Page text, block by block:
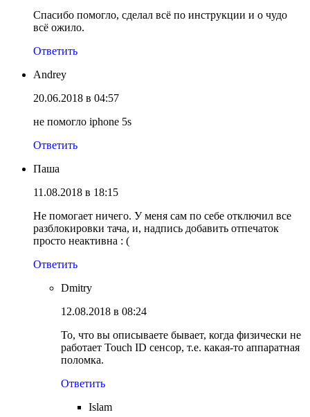
Спасибо помогло, сделал всё по инструкции и о чудо
всё ожило.
Ответить
Andrey
20.06.2018 в 04:57
не помогло iphone 5s
Ответить
Паша
11.08.2018 в 18:15
Не помогает ничего. У меня сам по себе отключил все
разблокировки тача, и, надпись добавить отпечаток
просто неактивна : (
Ответить
Dmitry
12.08.2018 в 08:24
То, что вы описываете бывает, когда физически не
работает Touch ID сенсор, т.е. какая-то аппаратная
поломка.
Ответить
Islam